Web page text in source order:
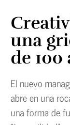
una
de 100
El nuevo
abre en una
una forma de